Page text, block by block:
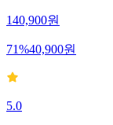
140,900원
71%40,900원
5.0